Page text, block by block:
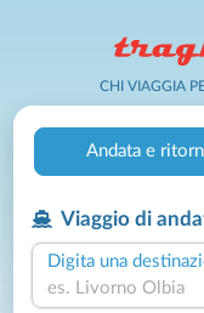
CHI VIAGGIA
Andata e
Viaggio di
Digita una